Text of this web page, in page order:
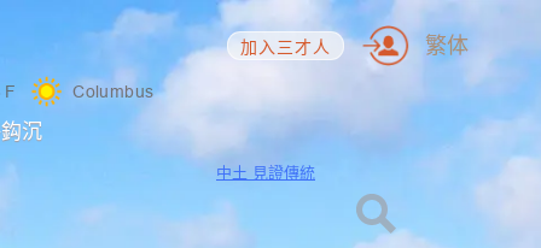
F Columbus
沉
加入三才人 繁体
中土 見證傳統